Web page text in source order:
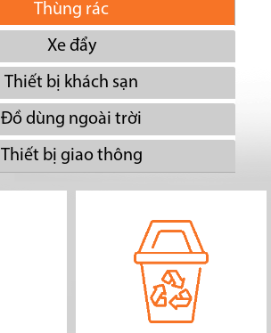
Thùng rác
Xe đẩy
Thiết bị khách sạn
Đồ dùng ngoài trời
Thiết bị giao thông